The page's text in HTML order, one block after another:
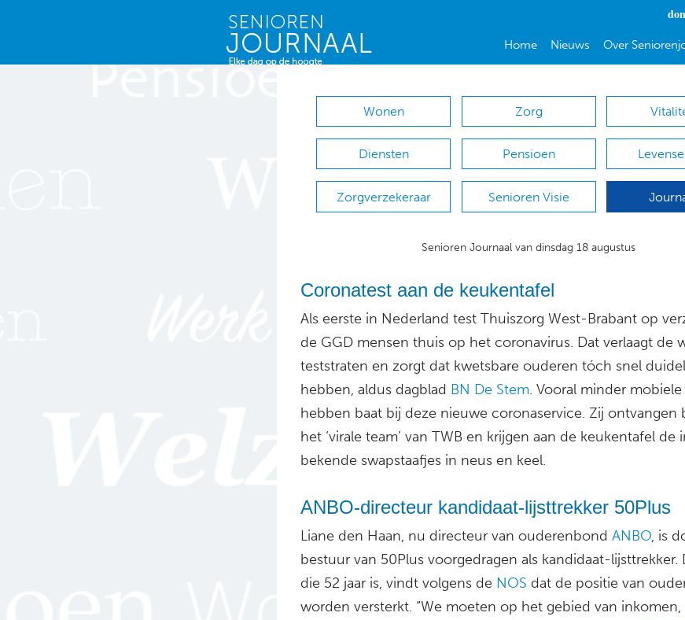
Home Nieuws Over
Wonen Zorg
Diensten Pensioen
Zorgverzekeraar Senioren Visie
Senioren Journaal van dinsdag 18 augustus
Coronatest aan de keukentafel
Als eerste in Nederland test Thuiszorg West-Brabant op
de GGD mensen thuis op het coronavirus. Dat verlaagt de
teststraten en zorgt dat kwetsbare ouderen tóch snel
hebben, aldus dagblad BN De Stem. Vooral minder
hebben baat bij deze nieuwe coronaservice. Zij ontvangen
het ‘virale team’ van TWB en krijgen aan de keukentafel de
bekende swapstaafjes in neus en keel.
ANBO-directeur kandidaat-lijsttrekker 50Plus
Liane den Haan, nu directeur van ouderenbond ANBO, is
bestuur van 50Plus voorgedragen als kandidaat-lijsttrekker.
die 52 jaar is, vindt volgens de NOS dat de positie van
worden versterkt. “We moeten op het gebied van